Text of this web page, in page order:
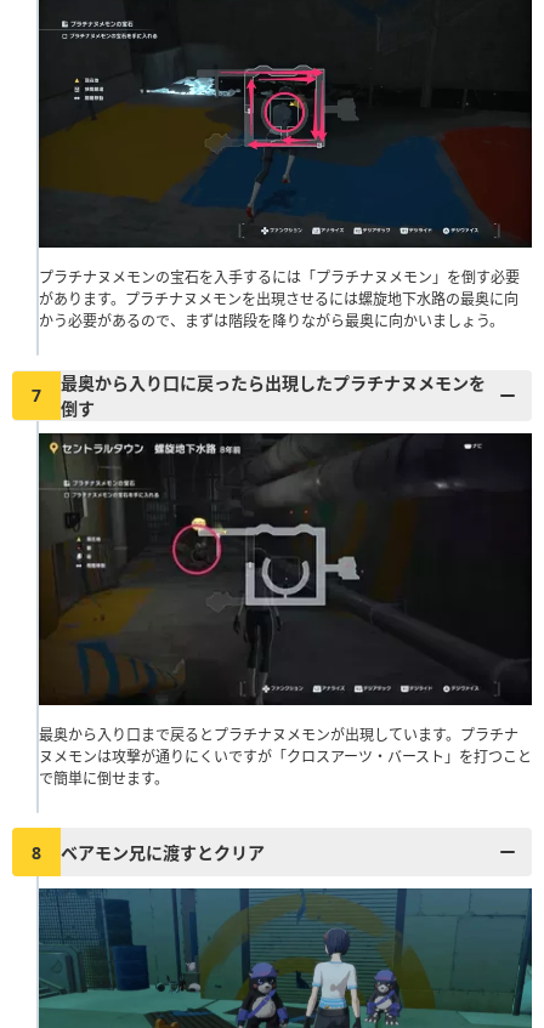
プラチナヌメモンの宝石を入手するには「プラチナヌメモン」を倒す必要
があります。プラチナヌメモンを出現させるには螺旋地下水路の最奥に向
かう必要があるので、まずは階段を降りながら最奥に向かいましょう。
7
最奥から入り口に戻ったら出現したプラチナヌメモンを
倒す
最奥から入り口まで戻るとプラチナヌメモンが出現しています。プラチナ
ヌメモンは攻撃が通りにくいですが「クロスアーツ・バースト」を打つこと
で簡単に倒せます。
8 ベアモン兄に渡すとクリア